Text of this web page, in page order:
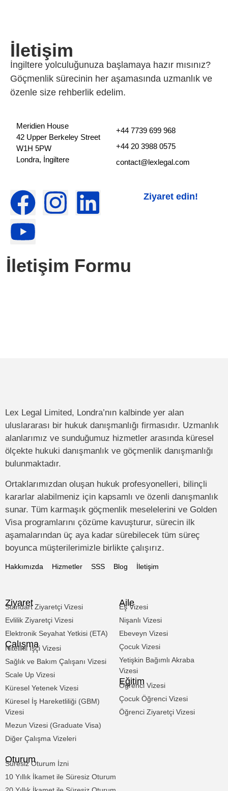
İletişim
İngiltere yolculuğunuza başlamaya hazır mısınız?
Göçmenlik sürecinin her aşamasında uzmanlık ve
özenle size rehberlik edelim.
Meridien House
42 Upper Berkeley Street
W1H 5PW
Londra, İngiltere
+44 7739 699 968
+44 20 3988 0575
contact@lexlegal.com
Ziyaret edin!
İletişim Formu
Lex Legal Limited, Londra’nın kalbinde yer alan
uluslararası bir hukuk danışmanlığı firmasıdır. Uzmanlık
alanlarımız ve sunduğumuz hizmetler arasında küresel
ölçekte hukuki danışmanlık ve göçmenlik danışmanlığı
bulunmaktadır.
Ortaklarımızdan oluşan hukuk profesyonelleri, bilinçli
kararlar alabilmeniz için kapsamlı ve özenli danışmanlık
sunar. Tüm karmaşık göçmenlik meselelerini ve Golden
Visa programlarını çözüme kavuşturur, sürecin ilk
aşamalarından üç aya kadar sürebilecek tüm süreç
boyunca müşterilerimizle birlikte çalışırız.
Hakkımızda Hizmetler SSS Blog İletişim
Ziyaret
Standart Ziyaretçi Vizesi
Evlilik Ziyaretçi Vizesi
Elektronik Seyahat Yetkisi (ETA)
Çalışma
Nitelikli İşçi Vizesi
Sağlık ve Bakım Çalışanı Vizesi
Scale Up Vizesi
Küresel Yetenek Vizesi
Küresel İş Hareketliliği (GBM)
Vizesi
Mezun Vizesi (Graduate Visa)
Diğer Çalışma Vizeleri
Aile
Eş Vizesi
Nişanlı Vizesi
Ebeveyn Vizesi
Çocuk Vizesi
Yetişkin Bağımlı Akraba
Vizesi
Eğitim
Öğrenci Vizesi
Çocuk Öğrenci Vizesi
Öğrenci Ziyaretçi Vizesi
Oturum
Süresiz Oturum İzni
10 Yıllık İkamet ile Süresiz Oturum